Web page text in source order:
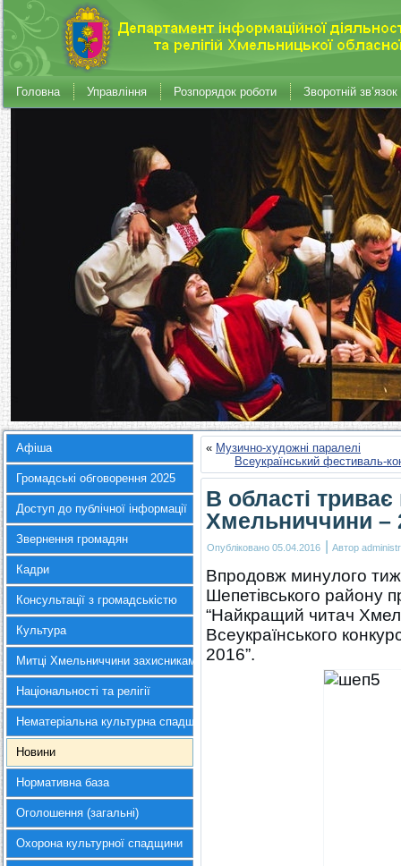
Головна Управління Розпорядок роботи Зворотній зв’язок
Афіша
Громадські обговорення 2025
Доступ до публічної інформації
Звернення громадян
Кадри
Консультації з громадськістю
Культура
Митці Хмельниччини захисникам України
Національності та релігії
Нематеріальна культурна спадщина
Новини
Нормативна база
Оголошення (загальні)
Охорона культурної спадщини
« Музично-художні паралелі
Всеукраїнський фестиваль-
В області
Хмельниччини –
Опубліковано 05.04.2016 | Автор
Впродовж минулого
Шепетівського району
“Найкращий читач
Всеукраїнського
2016”.